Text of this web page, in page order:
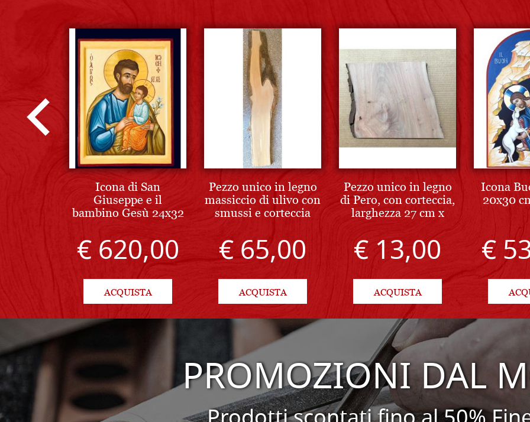
Icona di San
Giuseppe e il
bambino Gesù 24x32
€ 620,00
ACQUISTA
Pezzo unico in legno
massiccio di ulivo con
smussi e corteccia
€ 65,00
ACQUISTA
Pezzo unico in legno
di Pero, con corteccia,
larghezza 27 cm x
€ 13,00
ACQUISTA
Icona
20x30
€
PROMOZIONI DAL